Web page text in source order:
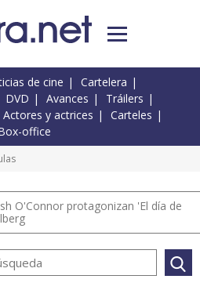
de cine
Cartelera
DVD Avances
Tráilers
Actores y actrices
Carteles
office
O'Connor protagonizan 'El día de